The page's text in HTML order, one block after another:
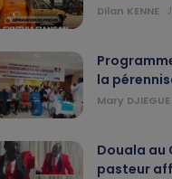
Dilan KENNE
la
Mary DJIEGUE
Douala au
pasteur